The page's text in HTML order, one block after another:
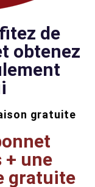
de
obtenez
gratuite
+ une
gratuite